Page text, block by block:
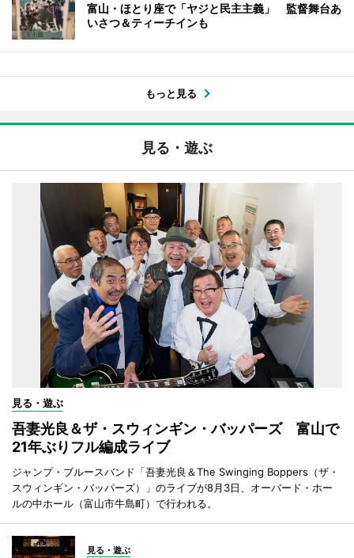
富山・ほとり座で「ヤジと民主主義」 監督舞台あ
いさつ＆ティーチインも
もっと見る
見る・遊ぶ
見る・遊ぶ
吾妻光良＆ザ・スウィンギン・バッパーズ 富山で
21年ぶりフル編成ライブ
ジャンプ・ブルースバンド「吾妻光良＆The Swinging Boppers（ザ・
スウィンギン・バッパーズ）」のライブが8月3日、オーバード・ホー
ルの中ホール（富山市牛島町）で行われる。
見る・遊ぶ